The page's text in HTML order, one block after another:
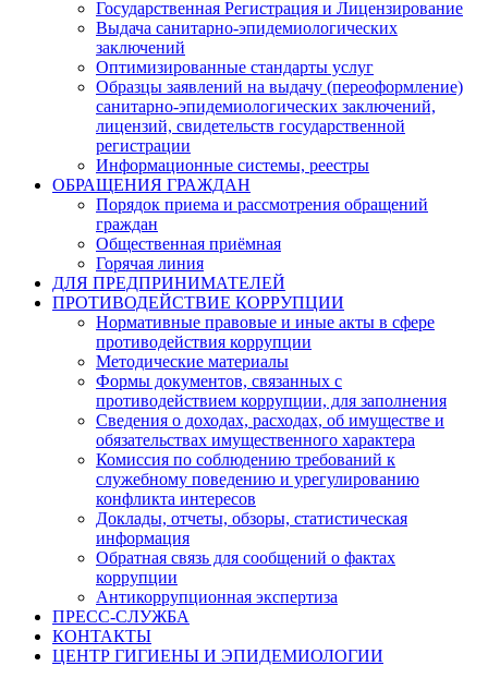
Государственная Регистрация и Лицензирование
Выдача санитарно-эпидемиологических
заключений
Оптимизированные стандарты услуг
Образцы заявлений на выдачу (переоформление)
санитарно-эпидемиологических заключений,
лицензий, свидетельств государственной
регистрации
Информационные системы, реестры
ОБРАЩЕНИЯ ГРАЖДАН
Порядок приема и рассмотрения обращений
граждан
Общественная приёмная
Горячая линия
ДЛЯ ПРЕДПРИНИМАТЕЛЕЙ
ПРОТИВОДЕЙСТВИЕ КОРРУПЦИИ
Нормативные правовые и иные акты в сфере
противодействия коррупции
Методические материалы
Формы документов, связанных с
противодействием коррупции, для заполнения
Сведения о доходах, расходах, об имуществе и
обязательствах имущественного характера
Комиссия по соблюдению требований к
служебному поведению и урегулированию
конфликта интересов
Доклады, отчеты, обзоры, статистическая
информация
Обратная связь для сообщений о фактах
коррупции
Антикоррупционная экспертиза
ПРЕСС-СЛУЖБА
КОНТАКТЫ
ЦЕНТР ГИГИЕНЫ И ЭПИДЕМИОЛОГИИ